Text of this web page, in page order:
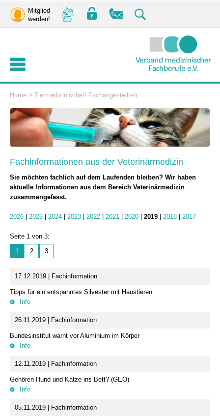
Mitglied
werden!
Home > Tiermedizinische/r Fachangestellte/r
Fachinformationen aus der Veterinärmedizin
Sie möchten fachlich auf dem Laufenden bleiben? Wir haben
aktuelle Informationen aus dem Bereich Veterinärmedizin
zusammengefasst.
2026 2025 2024 2023 2022 2021 2020 2019 2018 2017
Seite 1 von 3:
1
2 3
17.12.2019 | Fachinformation
Tipps für ein entspanntes Silvester mit Haustieren
Info
26.11.2019 | Fachinformation
Bundesinstitut warnt vor Aluminium im Körper
Info
12.11.2019 | Fachinformation
Gehören Hund und Katze ins Bett? (GEO)
Info
05.11.2019 | Fachinformation